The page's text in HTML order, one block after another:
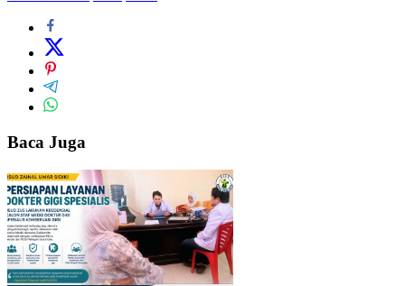
Baca Juga